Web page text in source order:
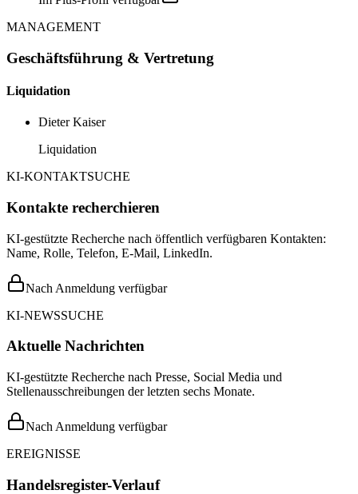
MANAGEMENT
Geschäftsführung & Vertretung
Liquidation
Dieter Kaiser
Liquidation
KI-KONTAKTSUCHE
Kontakte recherchieren
KI-gestützte Recherche nach öffentlich verfügbaren Kontakten:
Name, Rolle, Telefon, E-Mail, LinkedIn.
Nach Anmeldung verfügbar
KI-NEWSSUCHE
Aktuelle Nachrichten
KI-gestützte Recherche nach Presse, Social Media und
Stellenausschreibungen der letzten sechs Monate.
Nach Anmeldung verfügbar
EREIGNISSE
Handelsregister-Verlauf